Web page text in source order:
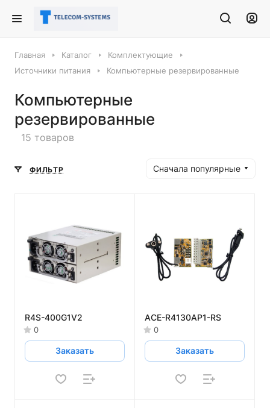
Главная Каталог
Комплектующие
Источники питания
Компьютерные резервированные
Компьютерные
резервированные
15 товаров
ФИЛЬТР Сначала популярные
R4S-400G1V2
0
Заказать
ACE-R4130AP1-RS
0
Заказать